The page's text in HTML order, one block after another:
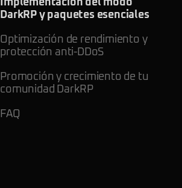
Implementación del modo
DarkRP y paquetes esenciales
Optimización de rendimiento y
protección anti-DDoS
Promoción y crecimiento de tu
comunidad DarkRP
FAQ